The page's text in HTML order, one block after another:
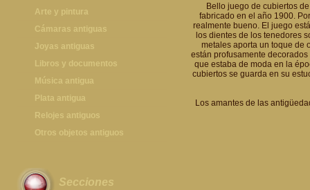
Teléfonos y Telégrafos antiguos
Medallas y condecoraciones
Cascos militares
Otros artículos militares
Antigüedades religiosas
Arte y pintura
Pintura antigua
Pintura contemporánea
Grabados antiguos y mapas
Cámaras antiguas
Cámaras antiguas
Joyas antiguas
Joyas antiguas
Libros y documentos
Libros antiguos
Fotografia antigua
Publicaciones antiguas
Música antigua
Gramófonos antiguos
Cajas de música antiguas
Radios antiguas
Plata antigua
Plata antigua
Relojes antiguos
Relojes sobremesa antiguos
Relojes de pie antiguos
Relojes de bolsillo antiguos
Otros objetos antiguos
Secciones
Bello juego de cubiertos
fabricado en el año 1900.
realmente bueno. El juego
los dientes de los tenedores
metales aporta un toque de
están profusamente
que estaba de moda en la
cubiertos se guarda en su
Los amantes de las